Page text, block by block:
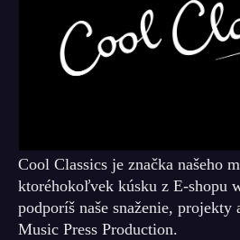
Cool Classics je značka našeho
ktoréhokoľvek kúsku z E-shopu
podporíš naše snaženie, projekty
Music Press Production.